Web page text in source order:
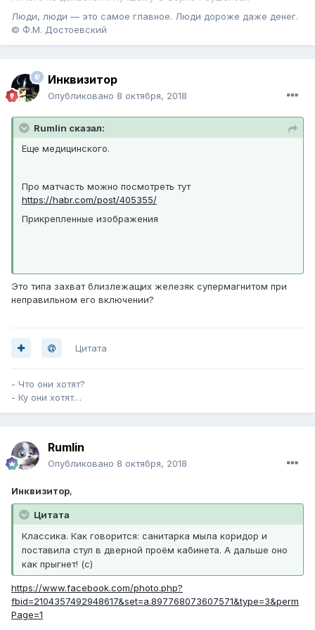
Люди, люди — это самое главное. Люди дороже даже денег.
© Ф.М. Достоевский
Инквизитор
Опубликовано 8 октября, 2018
Rumlin сказал:
Еще медицинского.
Про матчасть можно посмотреть тут
https://habr.com/post/405355/
Прикрепленные изображения
Это типа захват близлежащих железяк супермагнитом при
неправильном его включении?
Цитата
- Что они хотят?
- Ку они хотят…
Rumlin
Опубликовано 8 октября, 2018
Инквизитор,
Цитата
Классика. Как говорится: санитарка мыла коридор и
поставила стул в дверной проём кабинета. А дальше оно
как прыгнет! (с)
https://www.facebook.com/photo.php?
fbid=2104357492948617&set=a.897768073607571&type=3&perm
Page=1